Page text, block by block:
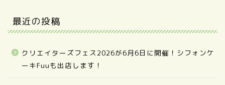
最近の投稿
クリエイターズフェス2026が6月6日に開催！シフォンケ
ーキFuuも出店します！